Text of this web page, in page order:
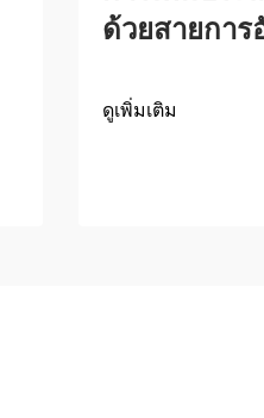
ด้วยสายกา
ดูเพิ่มเติม